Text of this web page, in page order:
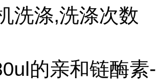
洗涤,洗涤次数
的亲和链酶素-